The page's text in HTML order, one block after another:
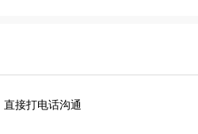
接打电话沟通